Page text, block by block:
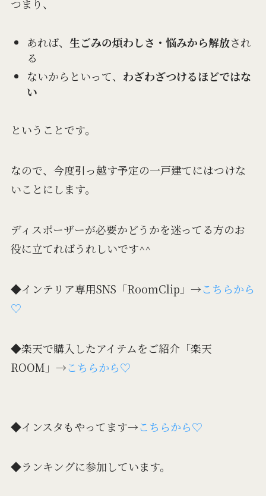
つまり、
あれば、 生ごみの煩わしさ・悩みから解放され
る
ないからといって、 わざわざつけるほどではな
い
ということです。
なので、今度引っ越す予定の一戸建てにはつけな
いことにします。
ディスポーザーが必要かどうかを迷ってる方のお
役に立てればうれしいです^^
◆インテリア専用SNS「RoomClip」→こちらから
♡
◆楽天で購入したアイテムをご紹介「楽天
ROOM」→こちらから♡
◆インスタもやってます→こちらから♡
◆ランキングに参加しています。